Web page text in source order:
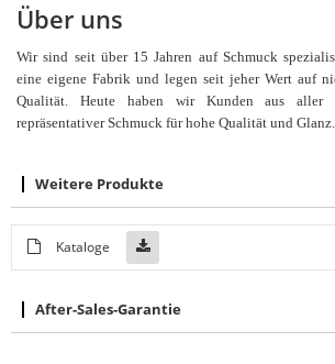
Über uns
Wir sind seit über 15 Jahren auf Schmuck
eine eigene Fabrik und legen seit jeher Wert auf
Qualität. Heute haben wir Kunden aus
repräsentativer Schmuck für hohe Qualität und Glanz.
Weitere Produkte
Kataloge
After-Sales-Garantie